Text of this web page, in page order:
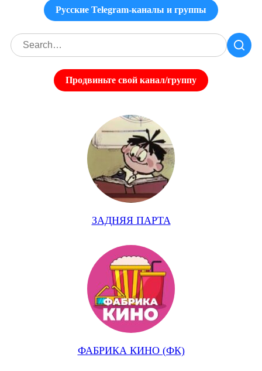
Русские Telegram-каналы и группы
Продвиньте свой канал/группу
ЗАДНЯЯ ПАРТА
ФАБРИКА КИНО (ФК)